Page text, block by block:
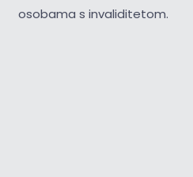
osobama s invaliditetom.